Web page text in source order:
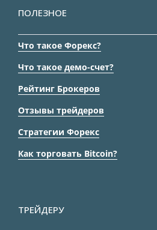
ПОЛЕЗНОЕ
Что такое Форекс?
Что такое демо-счет?
Рейтинг Брокеров
Отзывы трейдеров
Стратегии Форекс
Как торговать Bitcoin?
ТРЕЙДЕРУ